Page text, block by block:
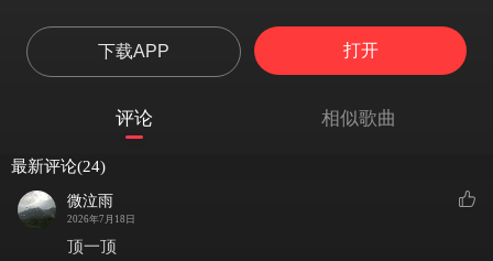
你将领悟
What you mean to me
于我而言你意味着什么
下载APP 打开
评论 相似歌曲
最新评论(24)
微泣雨
2026年7月18日
顶一顶